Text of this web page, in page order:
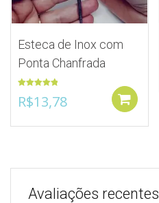
Esteca de Inox com
Ponta Chanfrada
5.00de 5
R$13,78
Avaliações recentes